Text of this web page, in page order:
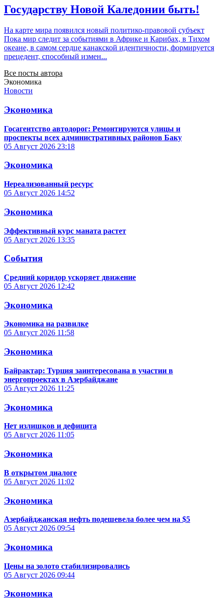
Государству Новой Каледонии быть!
На карте мира появился новый политико-правовой субъект
Пока мир следит за событиями в Африке и Карибах, в Тихом
океане, в самом сердце канакской идентичности, формируется
прецедент, способный измен...
Все посты автора
Экономика
Новости
Экономика
Госагентство автодорог: Ремонтируются улицы и
проспекты всех административных районов Баку
05 Август 2026 23:18
Экономика
Нереализованный ресурс
05 Август 2026 14:52
Экономика
Эффективный курс маната растет
05 Август 2026 13:35
События
Средний коридор ускоряет движение
05 Август 2026 12:42
Экономика
Экономика на развилке
05 Август 2026 11:58
Экономика
Байрактар: Турция заинтересована в участии в
энергопроектах в Азербайджане
05 Август 2026 11:25
Экономика
Нет излишков и дефицита
05 Август 2026 11:05
Экономика
В открытом диалоге
05 Август 2026 11:02
Экономика
Азербайджанская нефть подешевела более чем на $5
05 Август 2026 09:54
Экономика
Цены на золото стабилизировались
05 Август 2026 09:44
Экономика